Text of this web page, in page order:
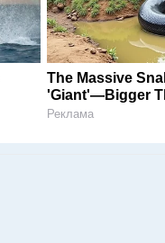
The Massive
'Giant'—Bigger
Реклама